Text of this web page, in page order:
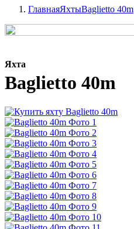
ГлавнаяЯхтыBaglietto 40m
Яхта
Baglietto 40m